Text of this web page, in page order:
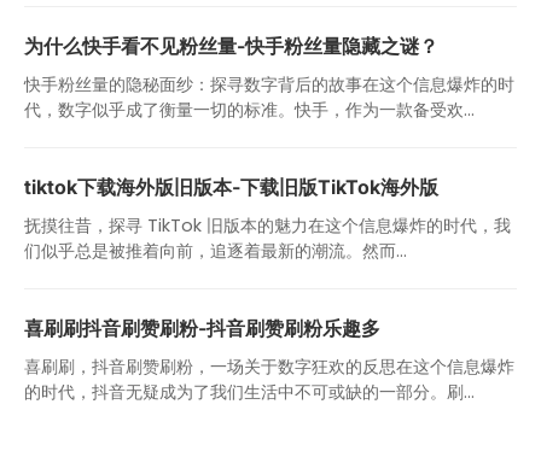
为什么快手看不见粉丝量-快手粉丝量隐藏之谜？
快手粉丝量的隐秘面纱：探寻数字背后的故事在这个信息爆炸的时
代，数字似乎成了衡量一切的标准。快手，作为一款备受欢...
tiktok下载海外版旧版本-下载旧版TikTok海外版
抚摸往昔，探寻 TikTok 旧版本的魅力在这个信息爆炸的时代，我
们似乎总是被推着向前，追逐着最新的潮流。然而...
喜刷刷抖音刷赞刷粉-抖音刷赞刷粉乐趣多
喜刷刷，抖音刷赞刷粉，一场关于数字狂欢的反思在这个信息爆炸
的时代，抖音无疑成为了我们生活中不可或缺的一部分。刷...